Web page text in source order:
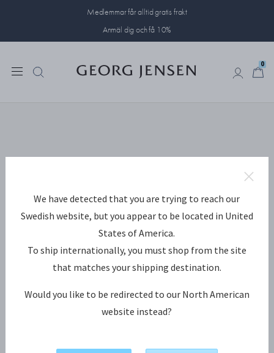
Medlemmar får alltid gratis frakt
Anmäl dig och få 10%
0
CONTINENTAL Tårtgaffel
We have detected that you are trying to reach our
Swedish website, but you appear to be located in United
States of America.
To ship internationally, you must shop from the site
that matches your shipping destination.
Would you like to be redirected to our North American
website instead?